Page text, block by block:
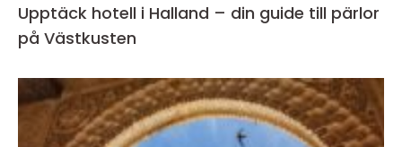
Upptäck hotell i Halland – din guide till pärlor
på Västkusten